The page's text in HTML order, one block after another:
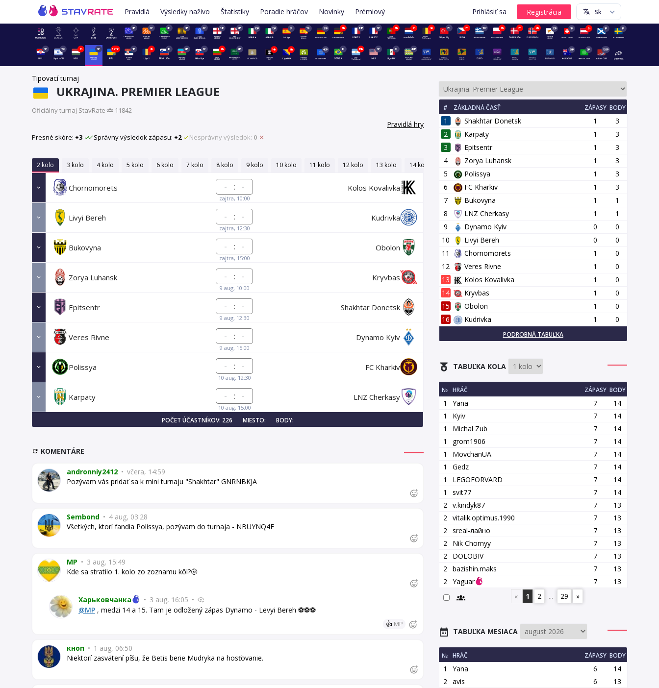
Pravidlá Výsledky naživo Štatistiky Poradie hráčov Novinky Prémiový Prihlásiť sa
4P 4P 4P 4P 4P 14P 7P 15P 15P 8P 7P 21P 9h 14P 1P 9h 8h 9h 7P 7h 15P 9h 7h 7h 22P 1P 8h 1P 1P
1P 15P 6h 1P 39min 1P 8h 1P 8P 1P 8h 6P 14h 8h 40P 1P 13h 1P 8P 48P 69P 5P 153P
Tipovací turnaj
UKRAJINA. PREMIER LEAGUE
Oficiálny turnaj StavRate· 11842
Pravidlá hry
Presné skóre: +3 Správny výsledok zápasu: +2 Nesprávny výsledok: 0
2 kolo 3 kolo 4 kolo 5 kolo 6 kolo 7 kolo 8 kolo 9 kolo 10 kolo 11 kolo 12 kolo 13 kolo 14 kolo 1 kolo 15 kolo 16 kolo 19 kolo
Chornomorets :
zajtra, 10:00
Kolos Kovalivka
Livyi Bereh :
zajtra, 12:30
Kudrivka
Bukovyna :
zajtra, 15:00
Obolon
Zorya Luhansk :
9 aug, 10:00
Kryvbas
Epitsentr :
9 aug, 12:30
Shakhtar Donetsk
Veres Rivne :
9 aug, 15:00
Dynamo Kyiv
Polissya :
10 aug, 12:30
FC Kharkiv
Karpaty :
10 aug, 15:00
LNZ Cherkasy
POČET ÚČASTNÍKOV: 226 MIESTO: BODY:
KOMENTÁRE
andronniy2412 • včera, 14:59
Pozývam vás pridať sa k mini turnaju "Shakhtar" GNRNBKJA
Sembond • 4 aug, 03:28
Všetkých, ktorí fandia Polissya, pozývam do turnaja - NBUYNQ4F
MP • 3 aug, 15:49
Kde sa stratilo 1. kolo zo zoznamu kôl?🤨
Харьковчанка • 3 aug, 16:05 •
@MP , medzi 14 a 15. Tam je odložený zápas Dynamo - Levyi Bereh ⚽⚽⚽
👍 MP
кноп • 1 aug, 06:50
Niektorí zasvätení píšu, že Betis berie Mudryka na hosťovanie.
# ZÁKLADNÁ ČASŤ ZÁPASY BODY
1 Shakhtar Donetsk 1
3
2
Karpaty 1
3
3
Epitsentr 1
3
4
Zorya Luhansk 1
3
5
Polissya 1
3
6
FC Kharkiv 1
3
7
Bukovyna 1
1
8
LNZ Cherkasy 1
1
9
Dynamo Kyiv 0
0
10
Livyi Bereh 0
0
11
Chornomorets 1
0
12
Veres Rivne 1
0
13
Kolos Kovalivka 1
0
14
Kryvbas 1
0
15
Obolon 1
0
16
Kudrivka 1 0
PODROBNÁ TABUĽKA
TABUĽKA KOLA
№ HRÁČ ZÁPASY BODY
1 Yana 7
14
1
Kyiv 7
14
1
Michal Zub 7
14
1
grom1906 7
14
1
MovchanUA 7
14
1
Gedz 7
14
1
LEGOFORVARD 7
14
1
svit77 7
14
2 v.kindyk87 7
13
2 vitalik.optimus.1990 7
13
2 srеаl-лайно 7
13
2
Nik Chornyy 7
13
2
DOLOBIV 7
13
2 bazishin.maks 7
13
2 Yaguar 7
13
«
1 2 ... 29 »
TABUĽKA MESIACA
№ HRÁČ ZÁPASY BODY
1 Yana 6
14
2
avis 6
13